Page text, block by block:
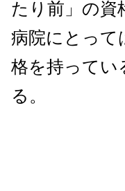
たり前」の資
病院にとって
格を持ってい
る。